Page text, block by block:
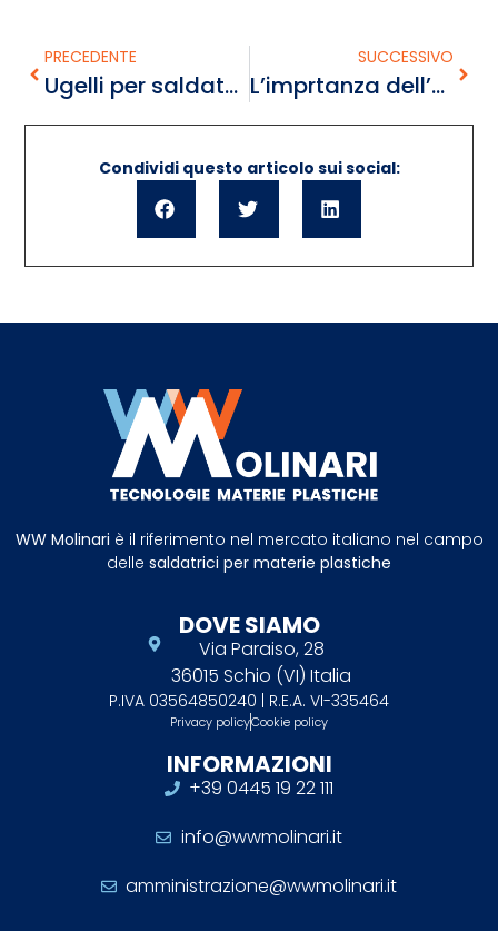
PRECEDENTE
Ugelli per saldatura avvitabili o a baionetta: quale scegliere?
SUCCESSIVO
L’imprtanza dell’aria nella saldatura
Condividi questo articolo sui social:
WW Molinari è il riferimento nel mercato italiano nel campo
delle saldatrici per materie plastiche
DOVE SIAMO
Via Paraiso, 28
36015 Schio (VI) Italia
P.IVA 03564850240 | R.E.A. VI-335464
Privacy policyCookie policy
INFORMAZIONI
+39 0445 19 22 111
info@wwmolinari.it
amministrazione@wwmolinari.it